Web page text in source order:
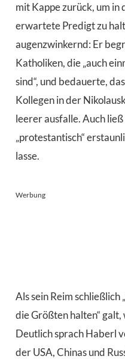
mit Kappe zurück, um in
erwartete Predigt zu
augenzwinkernd: Er
Katholiken, die „auch
sind“, und bedauerte,
Kollegen in der
leerer ausfalle. Auch
„protestantisch“
lasse.
Werbung
Als sein Reim schließlich
die Größten halten“
Deutlich sprach Haberl
der USA, Chinas und